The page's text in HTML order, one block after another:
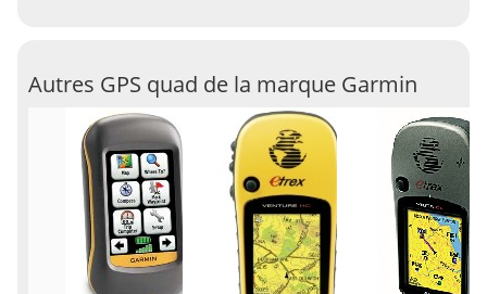
Autres GPS quad de la marque Garmin